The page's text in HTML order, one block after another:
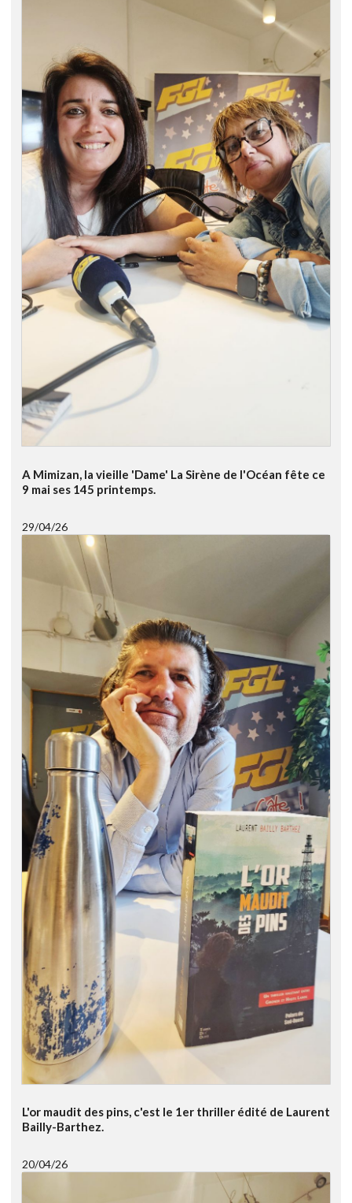
A Mimizan, la vieille 'Dame' La Sirène de l'Océan fête ce
9 mai ses 145 printemps.
29/04/26
L'or maudit des pins, c'est le 1er thriller édité de Laurent
Bailly-Barthez.
20/04/26